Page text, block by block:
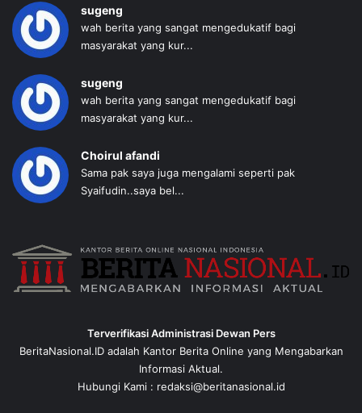
sugeng
wah berita yang sangat mengedukatif bagi
masyarakat yang kur...
sugeng
wah berita yang sangat mengedukatif bagi
masyarakat yang kur...
Choirul afandi
Sama pak saya juga mengalami seperti pak
Syaifudin..saya bel...
Terverifikasi Administrasi Dewan Pers
BeritaNasional.ID adalah Kantor Berita Online yang Mengabarkan
Informasi Aktual.
Hubungi Kami : redaksi@beritanasional.id